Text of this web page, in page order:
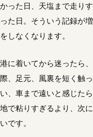
かった日、天塩まで走り
った日。そういう記録が
をしなくなります。
港に着いてから迷ったら
際、足元、風裏を短く触
い、車まで遠いと感じた
地で粘りすぎるより、次
いです。